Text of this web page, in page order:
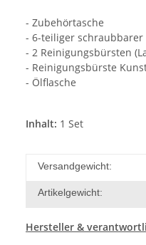
- Zubehörtasche
- 6-teiliger schraubbarer
- 2 Reinigungsbürsten
- Reinigungsbürste
- Ölflasche
Inhalt: 1 Set
Versandgewicht:
Artikelgewicht:
Hersteller &